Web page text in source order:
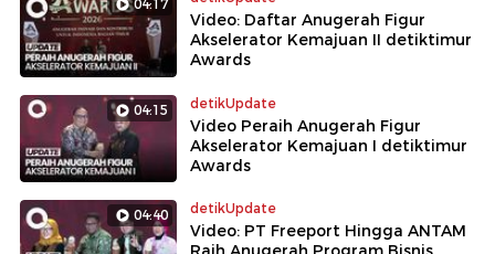
04:17
Video: Daftar Anugerah Figur
Akselerator Kemajuan II detiktimur
Awards
04:15 detikUpdate
Video Peraih Anugerah Figur
Akselerator Kemajuan I detiktimur
Awards
04:40 detikUpdate
Video: PT Freeport Hingga ANTAM